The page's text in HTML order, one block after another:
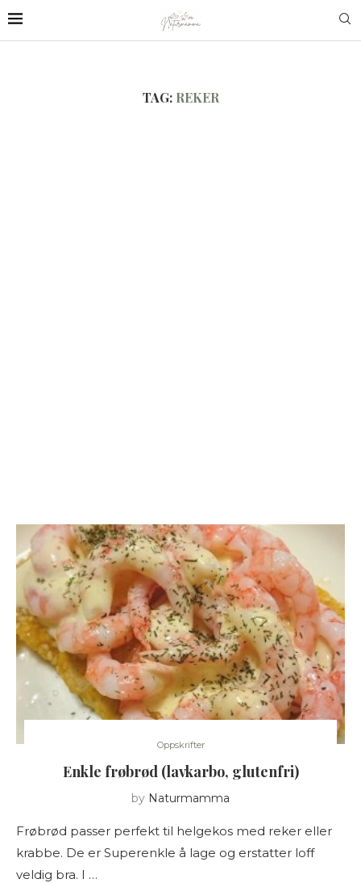
TAG: REKER
Oppskrifter
Enkle frøbrød (lavkarbo, glutenfri)
by Naturmamma
Frøbrød passer perfekt til helgekos med reker eller
krabbe. De er Superenkle å lage og erstatter loff
veldig bra. I …